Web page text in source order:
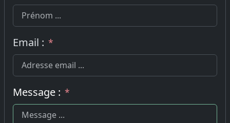
Email : *
Message : *